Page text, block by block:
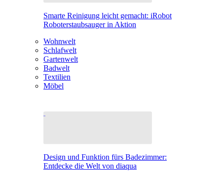
Smarte Reinigung leicht gemacht: iRobot
Roboterstaubsauger in Aktion
Wohnwelt
Schlafwelt
Gartenwelt
Badwelt
Textilien
Möbel
Design und Funktion fürs Badezimmer:
Entdecke die Welt von diaqua